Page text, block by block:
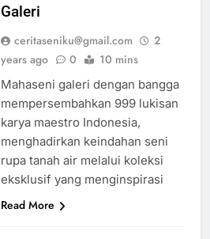
Galeri
ceritaseniku@gmail.com
2
years ago
0 10 mins
Mahaseni galeri dengan bangga
mempersembahkan 999 lukisan
karya maestro Indonesia,
menghadirkan keindahan seni
rupa tanah air melalui koleksi
eksklusif yang menginspirasi
Read More